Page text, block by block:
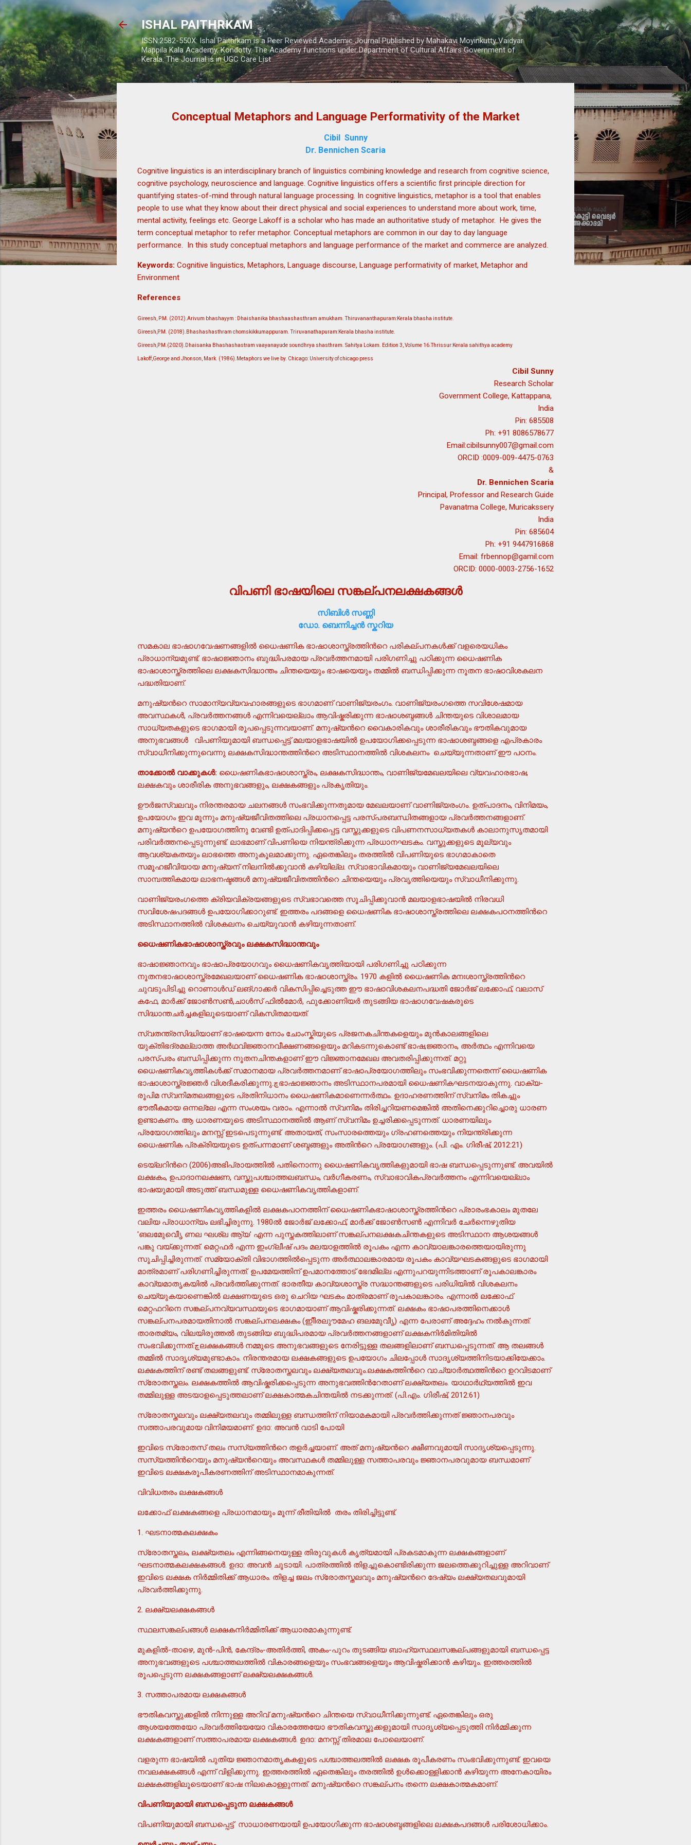
Skip to main content
ISHAL PAITHRKAM
ISSN:2582-550X: Ishal Paithrkam is a Peer Reviewed Academic Journal Published by Mahakavi Moyinkutty Vaidyar
Mappila Kala Academy, Kondotty. The Academy functions under Department of Cultural Affairs Government of
Kerala. The Journal is in UGC Care List
Conceptual Metaphors and Language Performativity of the Market
Cibil Sunny
Dr. Bennichen Scaria
Cognitive linguistics is an interdisciplinary branch of linguistics combining knowledge and research from cognitive science,
cognitive psychology, neuroscience and language. Cognitive linguistics offers a scientific first principle direction for
quantifying states-of-mind through natural language processing. In cognitive linguistics, metaphor is a tool that enables
people to use what they know about their direct physical and social experiences to understand more about work, time,
mental activity, feelings etc. George Lakoff is a scholar who has made an authoritative study of metaphor. He gives the
term conceptual metaphor to refer metaphor. Conceptual metaphors are common in our day to day language
performance. In this study conceptual metaphors and language performance of the market and commerce are analyzed.
Keywords: Cognitive linguistics, Metaphors, Language discourse, Language performativity of market, Metaphor and
Environment
References
Gireesh, P.M. (2012).Arivum bhashayym : Dhaishanika bhashaashasthram amukham. Thiruvananthapuram:Kerala bhasha institute.
Gireesh,P.M. (2018).Bhashashasthram chomskikkumappuram. Triruvanathapuram:Kerala bhasha institute.
Gireesh,P.M.(2020).Dhaisanka Bhashashastram vaayanayude soundhrya shasthram. Sahitya Lokam. Edition 3, Volume 16.Thrissur:Kerala sahithya academy
Lakoff,George and Jhonson, Mark. (1986).Metaphors we live by. Chicago: University of chicago press
Cibil Sunny
Research Scholar
Government College, Kattappana,
India
Pin: 685508
Ph: +91 8086578677
Email:cibilsunny007@gmail.com
ORCID :0009-009-4475-0763
&
Dr. Bennichen Scaria
Principal, Professor and Research Guide
Pavanatma College, Muricakssery
India
Pin: 685604
Ph: +91 9447916868
Email: frbennop@gamil.com
ORCID: 0000-0003-2756-1652
വിപണി ഭാഷയിലെ സങ്കല്പനലക്ഷകങ്ങള്‍
സിബിള്‍ സണ്ണി
ഡോ. ബെന്നിച്ചന്‍ സ്കറിയ
സമകാല ഭാഷാഗവേഷണങ്ങളില്‍ ധൈഷണിക ഭാഷാശാസ്ത്രത്തിന്‍റെ പരികല്പനകള്‍ക്ക് വളരെയധികം
പ്രാധാന്യമുണ്ട്. ഭാഷാജ്ഞാനം ബുദ്ധിപരമായ പ്രവര്‍ത്തനമായി പരിഗണിച്ചു പഠിക്കുന്ന ധൈഷണിക
ഭാഷാശാസ്ത്രത്തിലെ ലക്ഷകസിദ്ധാന്തം ചിന്തയെയും ഭാഷയെയും തമ്മില്‍ ബന്ധിപ്പിക്കുന്ന നൂതന ഭാഷാവിശകലന
പദ്ധതിയാണ്.
മനുഷ്യന്‍റെ സാമാന്യവ്യവഹാരങ്ങളുടെ ഭാഗമാണ് വാണിജ്യരംഗം. വാണിജ്യരംഗത്തെ സവിശേഷമായ
അവസ്ഥകള്‍, പ്രവര്‍ത്തനങ്ങള്‍ എന്നിവയെല്ലാം ആവിഷ്കരിക്കുന്ന ഭാഷാശബ്ദങ്ങള്‍ ചിന്തയുടെ വിശാലമായ
സാധ്യതകളുടെ ഭാഗമായി രൂപപ്പെടുന്നവയാണ്. മനുഷ്യന്‍റെ വൈകാരികവും ശാരീരികവും ഭൗതികവുമായ
അനുഭവങ്ങള്‍ വിപണിയുമായി ബന്ധപ്പെട്ട് മലയാളഭാഷയില്‍ ഉപയോഗിക്കപ്പെടുന്ന ഭാഷാശബ്ദങ്ങളെ എപ്രകാരം
സ്വാധീനിക്കുന്നുവെന്നു ലക്ഷകസിദ്ധാന്തത്തിന്‍റെ അടിസ്ഥാനത്തില്‍ വിശകലനം ചെയ്യുന്നതാണ് ഈ പഠനം.
താക്കോല്‍ വാക്കുകള്‍: ധൈഷണികഭാഷാശാസ്ത്രം, ലക്ഷകസിദ്ധാന്തം, വാണിജ്യമേഖലയിലെ വ്യവഹാരഭാഷ,
ലക്ഷകവും ശാരീരിക അനുഭവങ്ങളും, ലക്ഷകങ്ങളും പ്രകൃതിയും.
ഊര്‍ജസ്വലവും നിരന്തരമായ ചലനങ്ങള്‍ സംഭവിക്കുന്നതുമായ മേഖലയാണ് വാണിജ്യരംഗം. ഉത്പാദനം, വിനിമയം,
ഉപയോഗം ഇവ മൂന്നും മനുഷ്യജീവിതത്തിലെ പ്രധാനപ്പെട്ട പരസ്പരബന്ധിതങ്ങളായ പ്രവര്‍ത്തനങ്ങളാണ്.
മനുഷ്യന്‍റെ ഉപയോഗത്തിനു വേണ്ടി ഉത്പാദിപ്പിക്കപ്പെട്ട വസ്തുക്കളുടെ വിപണനസാധ്യതകള്‍ കാലാനുസൃതമായി
പരിവര്‍ത്തനപ്പെടുന്നുണ്ട്. ലാഭമാണ് വിപണിയെ നിയന്ത്രിക്കുന്ന പ്രധാനഘടകം. വസ്തുക്കളുടെ മൂല്യവും
ആവശ്യകതയും ലാഭത്തെ അനുകൂലമാക്കുന്നു. ഏതെങ്കിലും തരത്തില്‍ വിപണിയുടെ ഭാഗമാകാതെ
സമൂഹജീവിയായ മനുഷ്യന് നിലനില്‍ക്കുവാന്‍ കഴിയില്ല. സ്വാഭാവികമായും വാണിജ്യമേഖലയിലെ
സാമ്പത്തികമായ ലാഭനഷ്ടങ്ങള്‍ മനുഷ്യജീവിതത്തിന്‍റെ ചിന്തയെയും പ്രവൃത്തിയെയും സ്വാധീനിക്കുന്നു.
വാണിജ്യരംഗത്തെ ക്രിയവിക്രയങ്ങളുടെ സ്വഭാവത്തെ സൂചിപ്പിക്കുവാന്‍ മലയാളഭാഷയില്‍ നിരവധി
സവിശേഷപദങ്ങള്‍ ഉപയോഗിക്കാറുണ്ട്. ഇത്തരം പദങ്ങളെ ധൈഷണിക ഭാഷാശാസ്ത്രത്തിലെ ലക്ഷകപഠനത്തിന്‍റെ
അടിസ്ഥാനത്തില്‍ വിശകലനം ചെയ്യുവാന്‍ കഴിയുന്നതാണ്.
ധൈഷണികഭാഷാശാസ്ത്രവും ലക്ഷകസിദ്ധാന്തവും
ഭാഷാജ്ഞാനവും ഭാഷാപ്രയോഗവും ധൈഷണികവൃത്തിയായി പരിഗണിച്ചു പഠിക്കുന്ന
നൂതനഭാഷാശാസ്ത്രമേഖലയാണ് ധൈഷണിക ഭാഷാശാസ്ത്രം. 1970 കളില്‍ ധൈഷണിക മനഃശാസ്ത്രത്തിന്‍റെ
ചുവടുപിടിച്ചു റൊണാള്‍ഡ് ലങ്ഗാക്കര്‍ വികസിപ്പിച്ചെടുത്ത ഈ ഭാഷാവിശകലനപദ്ധതി ജോര്‍ജ് ലക്കോഫ്, വലാസ്
കഫേ, മാര്‍ക്ക് ജോണ്‍സണ്‍,ചാള്‍സ് ഫില്‍മോര്‍, ഫുക്കോണിയര്‍ തുടങ്ങിയ ഭാഷാഗവേഷകരുടെ
സിദ്ധാന്തചര്‍ച്ചകളിലൂടെയാണ് വികസിതമായത്.
സ്വതന്ത്രസിദ്ധിയാണ് ഭാഷയെന്ന നോം ചോംസ്കിയുടെ പ്രജനകചിന്തകളെയും മുന്‍കാലങ്ങളിലെ
യുക്തിഭദ്രമല്ലാത്ത അര്‍ഥവിജ്ഞാനവീക്ഷണങ്ങളെയും മറികടന്നുകൊണ്ട് ഭാഷ,ജ്ഞാനം, അര്‍ത്ഥം എന്നിവയെ
പരസ്പരം ബന്ധിപ്പിക്കുന്ന നൂതനചിന്തകളാണ് ഈ വിജ്ഞാനമേഖല അവതരിപ്പിക്കുന്നത്. മറ്റു
ധൈഷണികവൃത്തികള്‍ക്ക് സമാനമായ പ്രവര്‍ത്തനമാണ് ഭാഷാപ്രയോഗത്തിലും സംഭവിക്കുന്നതെന്ന് ധൈഷണിക
ഭാഷാശാസ്ത്രജ്ഞര്‍ വിശദീകരിക്കുന്നു.ڇഭാഷാജ്ഞാനം അടിസ്ഥാനപരമായി ധൈഷണികഘടനയാകുന്നു. വാക്യ-
രൂപിമ സ്വനിമതലങ്ങളുടെ പ്രതിനിധാനം ധൈഷണികമാണെന്നര്‍ത്ഥം. ഉദാഹരണത്തിന് സ്വനിമം തികച്ചും
ഭൗതീകമായ ഒന്നല്ലേ എന്ന സംശയം വരാം. എന്നാല്‍ സ്വനിമം തിരിച്ചറിയണമെങ്കില്‍ അതിനെക്കുറിച്ചൊരു ധാരണ
ഉണ്ടാകണം. ആ ധാരണയുടെ അടിസ്ഥാനത്തില്‍ ആണ് സ്വനിമം ഉച്ചരിക്കപ്പെടുന്നത്. ധാരണയിലും
പ്രയോഗത്തിലും മനസ്സ് ഇടപെടുന്നുണ്ട്. അതായത്, സംസാരത്തെയും ഗ്രഹണത്തെയും നിയന്ത്രിക്കുന്ന
ധൈഷണിക പ്രക്രിയയുടെ ഉത്പന്നമാണ് ശബ്ദങ്ങളും അതിന്‍റെ പ്രയോഗങ്ങളും. (പി. എം. ഗിരീഷ്, 2012:21)
ടെയ്ലറിന്‍റെ (2006)അഭിപ്രായത്തില്‍ പതിനൊന്നു ധൈഷണികവൃത്തികളുമായി ഭാഷ ബന്ധപ്പെടുന്നുണ്ട്. അവയില്‍
ലക്ഷകം, ഉപാദാനലക്ഷണ, വസ്തുപശ്ചാത്തലബന്ധം, വര്‍ഗീകരണം, സ്വാഭാവികപ്രവര്‍ത്തനം എന്നിവയെല്ലാം
ഭാഷയുമായി അടുത്ത് ബന്ധമുള്ള ധൈഷണികവൃത്തികളാണ്.
ഇത്തരം ധൈഷണികവൃത്തികളില്‍ ലക്ഷകപഠനത്തിന് ധൈഷണികഭാഷാശാസ്ത്രത്തിന്‍റെ പ്രാരംഭകാലം മുതലേ
വലിയ പ്രാധാന്യം ലഭിച്ചിരുന്നു. 1980ല്‍ ജോര്‍ജ് ലക്കോഫ്, മാര്‍ക്ക് ജോണ്‍സണ്‍ എന്നിവര്‍ ചേര്‍ന്നെഴുതിയ
'ങലമേുവീൃെ ണല ഘശ്ല ആ്യ' എന്ന പുസ്തകത്തിലാണ് സങ്കല്പനലക്ഷകചിന്തകളുടെ അടിസ്ഥാന ആശയങ്ങള്‍
പങ്കു വയ്ക്കുന്നത്. മെറ്റഫര്‍ എന്ന ഇംഗ്ലീഷ് പദം മലയാളത്തില്‍ രൂപകം എന്ന കാവ്യാലങ്കാരത്തെയായിരുന്നു
സൂചിപ്പിച്ചിരുന്നത്. സമ്യോക്തി വിഭാഗത്തില്‍പ്പെടുന്ന അര്‍ത്ഥാലങ്കാരമായ രൂപകം കാവ്യഘടകങ്ങളുടെ ഭാഗമായി
മാത്രമാണ് പരിഗണിച്ചിരുന്നത്. ഉപമേയത്തിന് ഉപമാനത്തോട് ഭേദമില്ല എന്നുപറയുന്നിടത്താണ് രൂപകാലങ്കാരം
കാവ്യമാതൃകയില്‍ പ്രവര്‍ത്തിക്കുന്നത്. ഭാരതീയ കാവ്യശാസ്ത്ര സദ്ധാന്തങ്ങളുടെ പരിധിയില്‍ വിശകലനം
ചെയ്യുകയാണെങ്കില്‍ ലക്ഷണയുടെ ഒരു ചെറിയ ഘടകം മാത്രമാണ് രൂപകാലങ്കാരം. എന്നാല്‍ ലക്കോഫ്
മെറ്റഫറിനെ സങ്കല്പനവ്യവസ്ഥയുടെ ഭാഗമായാണ് ആവിഷ്കരിക്കുന്നത്. ലക്ഷകം ഭാഷാപരത്തിനെക്കാള്‍
സങ്കല്പനപരമായതിനാല്‍ സങ്കല്പനലക്ഷകം (ഇീിരലുൗമേഹ ങലമേുവീൃ) എന്ന പേരാണ് അദ്ദേഹം നല്‍കുന്നത്.
താരതമ്യം, വിലയിരുത്തല്‍ തുടങ്ങിയ ബുദ്ധിപരമായ പ്രവര്‍ത്തനങ്ങളാണ് ലക്ഷകനിര്‍മിതിയില്‍
സംഭവിക്കുന്നത്.ڇലക്ഷകങ്ങള്‍ നമ്മുടെ അനുഭവങ്ങളുടെ നേരിട്ടുള്ള തലങ്ങളിലാണ് ബന്ധപ്പെടുന്നത്. ആ തലങ്ങള്‍
തമ്മില്‍ സാദൃശ്യമുണ്ടാകാം. നിരന്തരമായ ലക്ഷകങ്ങളുടെ ഉപയോഗം ചിലപ്പോള്‍ സാദൃശ്യത്തിനിടയാക്കിയേക്കാം.
ലക്ഷകത്തിന് രണ്ട് തലങ്ങളുണ്ട്. സ്രോതസ്തലവും ലക്ഷ്യതലവും.ലക്ഷകത്തിന്‍റെ വാച്യാര്‍ത്ഥത്തിന്‍റെ ഉറവിടമാണ്
സ്രോതസ്തലം. ലക്ഷകത്തില്‍ ആവിഷ്കരിക്കപ്പെടുന്ന അനുഭവത്തിന്‍റേതാണ് ലക്ഷ്യതലം. യാഥാര്‍ഥ്യത്തില്‍ ഇവ
തമ്മിലുള്ള അടയാളപ്പെടുത്തലാണ് ലക്ഷകാത്മകചിന്തയില്‍ നടക്കുന്നത്. (പി.എം. ഗിരീഷ്, 2012:61)
സ്രോതസ്തലവും ലക്ഷ്യതലവും തമ്മിലുള്ള ബന്ധത്തിന് നിയാമകമായി പ്രവര്‍ത്തിക്കുന്നത് ജ്ഞാനപരവും
സത്താപരവുമായ വിനിമയമാണ്. ഉദാ: അവന്‍ വാടി പോയി
ഇവിടെ സ്രോതസ് തലം സസ്യത്തിന്‍റെ തളര്‍ച്ചയാണ്. അത് മനുഷ്യന്‍റെ ക്ഷീണവുമായി സാദൃശ്യപ്പെടുന്നു.
സസ്യത്തിന്‍റെയും മനുഷ്യന്‍റെയും അവസ്ഥകള്‍ തമ്മിലുള്ള സത്താപരവും ജ്ഞാനപരവുമായ ബന്ധമാണ്
ഇവിടെ ലക്ഷകരൂപീകരണത്തിന് അടിസ്ഥാനമാകുന്നത്.
വിവിധതരം ലക്ഷകങ്ങള്‍
ലക്കോഫ് ലക്ഷകങ്ങളെ പ്രധാനമായും മൂന്ന് രീതിയില്‍ തരം തിരിച്ചിട്ടുണ്ട്.
1. ഘടനാത്മകലക്ഷകം
സ്രോതസ്തലം, ലക്ഷ്യതലം എന്നിങ്ങനെയുള്ള തിരുവുകള്‍ കൃത്യമായി പ്രകടമാകുന്ന ലക്ഷകങ്ങളാണ്
ഘടനാത്മകലക്ഷകങ്ങള്‍. ഉദാ: അവന്‍ ചൂടായി. പാത്രത്തില്‍ തിളച്ചുകൊണ്ടിരിക്കുന്ന ജലത്തെക്കുറിച്ചുള്ള അറിവാണ്
ഇവിടെ ലക്ഷക നിര്‍മ്മിതിക്ക് ആധാരം. തിളച്ച ജലം സ്രോതസ്തലവും മനുഷ്യന്‍റെ ദേഷ്യം ലക്ഷ്യതലവുമായി
പ്രവര്‍ത്തിക്കുന്നു.
2. ലക്ഷ്യലക്ഷകങ്ങള്‍
സ്ഥലസങ്കല്പങ്ങള്‍ ലക്ഷകനിര്‍മ്മിതിക്ക് ആധാരമാകുന്നുണ്ട്.
മുകളില്‍-താഴെ, മുന്‍-പിന്‍, കേന്ദ്രം-അതിര്‍ത്തി, അകം-പുറം തുടങ്ങിയ ബാഹ്യസ്ഥലസങ്കല്പങ്ങളുമായി ബന്ധപ്പെട്ട
അനുഭവങ്ങളുടെ പശ്ചാത്തലത്തില്‍ വികാരങ്ങളെയും സംഭവങ്ങളെയും ആവിഷ്കരിക്കാന്‍ കഴിയും. ഇത്തരത്തില്‍
രൂപപ്പെടുന്ന ലക്ഷകങ്ങളാണ് ലക്ഷ്യലക്ഷകങ്ങള്‍.
3. സത്താപരമായ ലക്ഷകങ്ങള്‍
ഭൗതികവസ്തുക്കളില്‍ നിന്നുള്ള അറിവ് മനുഷ്യന്‍റെ ചിന്തയെ സ്വാധീനിക്കുന്നുണ്ട്. ഏതെങ്കിലും ഒരു
ആശയത്തേയോ പ്രവര്‍ത്തിയേയോ വികാരത്തേയോ ഭൗതികവസ്തുക്കളുമായി സാദൃശ്യപ്പെടുത്തി നിര്‍മ്മിക്കുന്ന
ലക്ഷകങ്ങളാണ് സത്താപരമായ ലക്ഷകങ്ങള്‍. ഉദാ: മനസ്സ് തിരമാല പോലെയാണ്.
വളരുന്ന ഭാഷയില്‍ പുതിയ ജ്ഞാനമാതൃകകളുടെ പശ്ചാത്തലത്തില്‍ ലക്ഷക രൂപീകരണം സംഭവിക്കുന്നുണ്ട്. ഇവയെ
നവലക്ഷകങ്ങള്‍ എന്ന് വിളിക്കുന്നു. ഇത്തരത്തില്‍ ഏതെങ്കിലും തരത്തില്‍ ഉള്‍ക്കൊള്ളിക്കാന്‍ കഴിയുന്ന അനേകായിരം
ലക്ഷകങ്ങളിലൂടെയാണ് ഭാഷ നിലകൊള്ളുന്നത്. മനുഷ്യന്‍റെ സങ്കല്പനം തന്നെ ലക്ഷകാത്മകമാണ്.
വിപണിയുമായി ബന്ധപ്പെടുന്ന ലക്ഷകങ്ങള്‍
വിപണിയുമായി ബന്ധപ്പെട്ട് സാധാരണയായി ഉപയോഗിക്കുന്ന ഭാഷാശബ്ദങ്ങളിലെ ലക്ഷകപദങ്ങള്‍ പരിശോധിക്കാം.